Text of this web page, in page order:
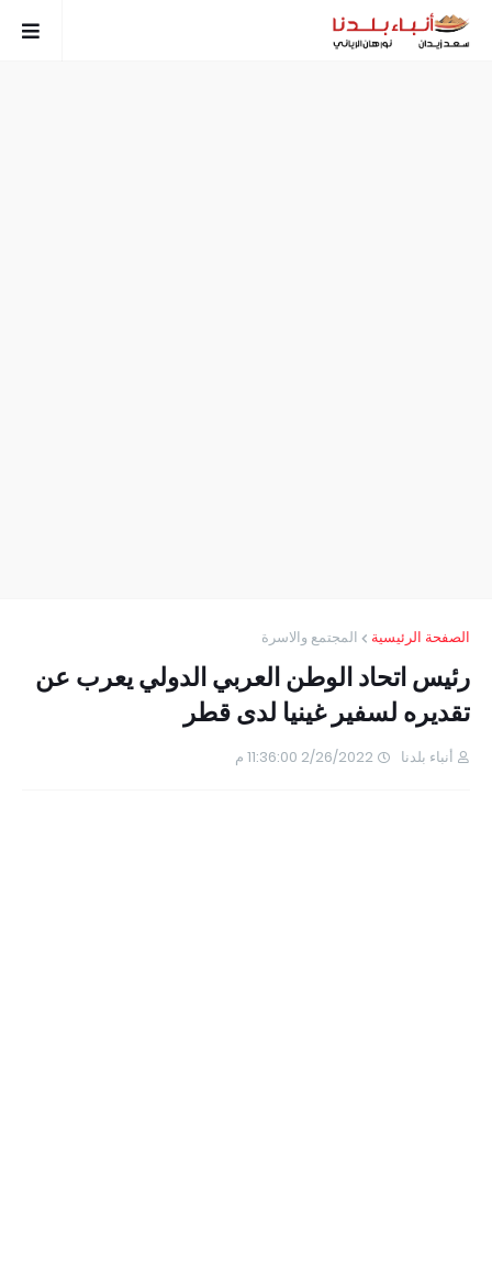
الصفحة الرئيسية المجتمع والاسرة
رئيس اتحاد الوطن العربي الدولي يعرب عن
تقديره لسفير غينيا لدى قطر
أنباء بلدنا 2/26/2022 11:36:00 م